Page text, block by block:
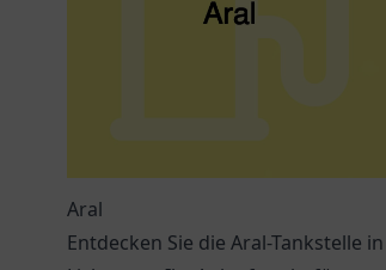
Aral
Entdecken Sie die Aral-Tankstelle in